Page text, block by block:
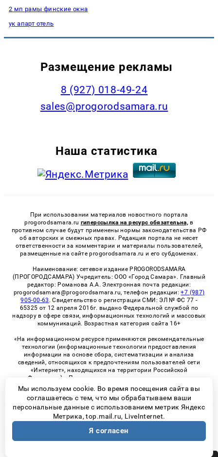
2 мп рамы финские окна
ук апарт отель
Размещение рекламы
8 (927) 018-49-24
sales@progorodsamara.ru
Наша статистика
При использовании материалов новостного портала
progorodsamara.ru гиперссылка на ресурс обязательна, в
противном случае будут применены нормы законодательства РФ
об авторских и смежных правах. Редакция портала не несет
ответственности за комментарии и материалы пользователей,
размещенные на сайте progorodsamara.ru и его субдоменах.
Наименование: сетевое издание PROGORODSAMARA
(ПРОГОРОДСАМАРА) Учредитель: ООО «Город Самара». Главный
редактор: Романова А.А. Электронная почта редакции:
progorodsamara@progorodsamara.ru, телефон редакции:+7 (987)
905-00-63 . Свидетельство о регистрации СМИ: ЭЛ № ФС 77 -
65325 от 12 апреля 2016г. выдано Федеральной службой по
надзору в сфере связи, информационных технологий и массовых
коммуникаций. Возрастная категория сайта 16+
«На информационном ресурсе применяются рекомендательные
технологии (информационные технологии предоставления
информации на основе сбора, систематизации и анализа
сведений, относящихся к предпочтениям пользователей сети
«Интернет», находящихся на территории Российской
Федерации)». Правила применения рекомендательных
технологий в виджетах рекламно-обменной сети
«СМИ2» (PDF)
© 2026 «ProGorodSamara» | Все права защищены
Возрастная категория сайта 16+
Политика конфиденциальности
Мы используем cookie. Во время посещения сайта вы
соглашаетесь с тем, что мы обрабатываем ваши
персональные данные с использованием метрик Яндекс
Метрика, top.mail.ru, LiveInternet.
Я согласен